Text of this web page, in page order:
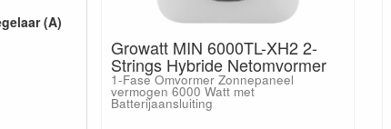
(A)
Growatt MIN 6000TL-XH2 2-
Strings Hybride Netomvormer
1-Fase Omvormer Zonnepaneel
vermogen 6000 Watt met
Batterijaansluiting